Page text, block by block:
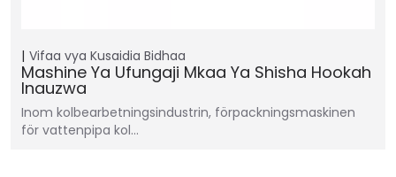
Vifaa vya Kusaidia Bidhaa
Mashine Ya Ufungaji Mkaa Ya Shisha Hookah
Inauzwa
Inom kolbearbetningsindustrin, förpackningsmaskinen
för vattenpipa kol...